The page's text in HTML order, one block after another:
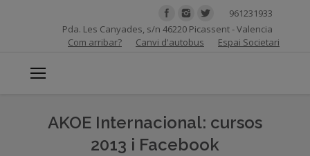
961231933
Pda. Les Canyades, s/n 46220 Picassent - Valencia
Com arribar?
Canvi d'autobus Espai Societari
AKOE Internacional: cursos
2013 i Facebook